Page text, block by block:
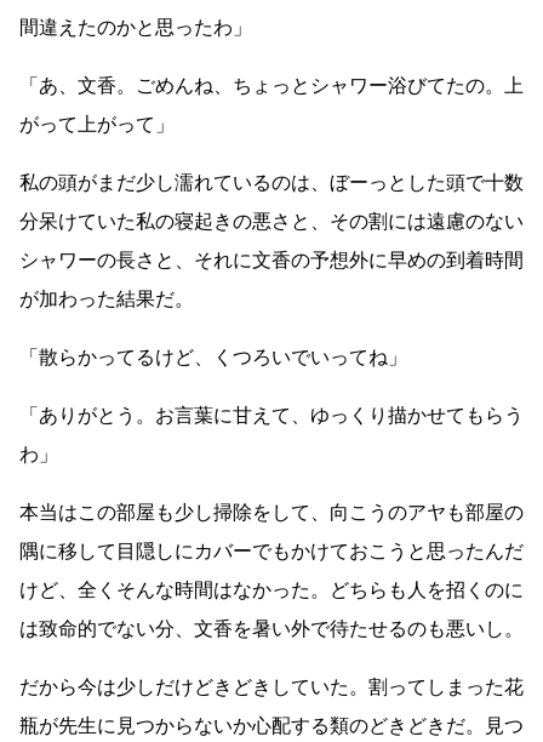
間違えたのかと思ったわ」
「あ、文香。ごめんね、ちょっとシャワー浴びてたの。上
がって上がって」
私の頭がまだ少し濡れているのは、ぼーっとした頭で十数
分呆けていた私の寝起きの悪さと、その割には遠慮のない
シャワーの長さと、それに文香の予想外に早めの到着時間
が加わった結果だ。
「散らかってるけど、くつろいでいってね」
「ありがとう。お言葉に甘えて、ゆっくり描かせてもらう
わ」
本当はこの部屋も少し掃除をして、向こうのアヤも部屋の
隅に移して目隠しにカバーでもかけておこうと思ったんだ
けど、全くそんな時間はなかった。どちらも人を招くのに
は致命的でない分、文香を暑い外で待たせるのも悪いし。
だから今は少しだけどきどきしていた。割ってしまった花
瓶が先生に見つからないか心配する類のどきどきだ。見つ